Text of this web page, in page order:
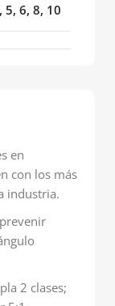
en
con los más
industria.
prevenir
2 clases;
5, 6, 8, 10